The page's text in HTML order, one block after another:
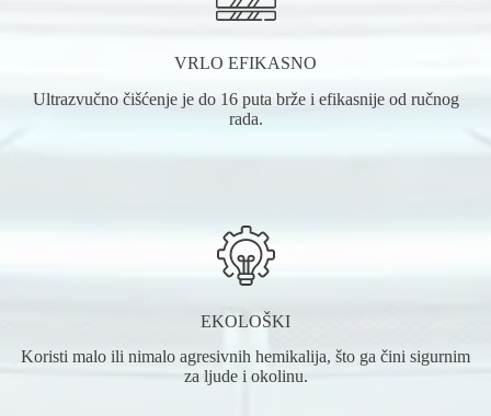
VRLO EFIKASNO
Ultrazvučno čišćenje je do 16 puta brže i efikasnije od ručnog
rada.
EKOLOŠKI
Koristi malo ili nimalo agresivnih hemikalija, što ga čini sigurnim
za ljude i okolinu.